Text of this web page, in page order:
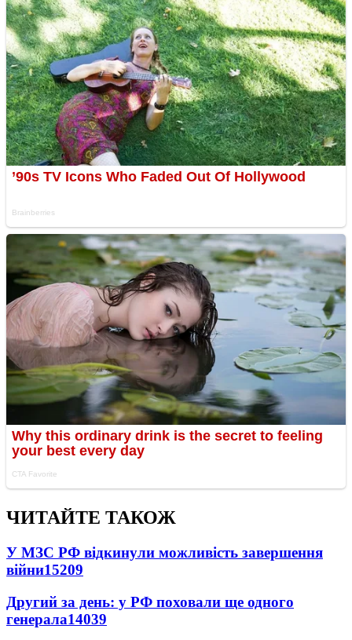
ЧИТАЙТЕ ТАКОЖ
У МЗС РФ відкинули можливість завершення
війни15209
Другий за день: у РФ поховали ще одного
генерала14039